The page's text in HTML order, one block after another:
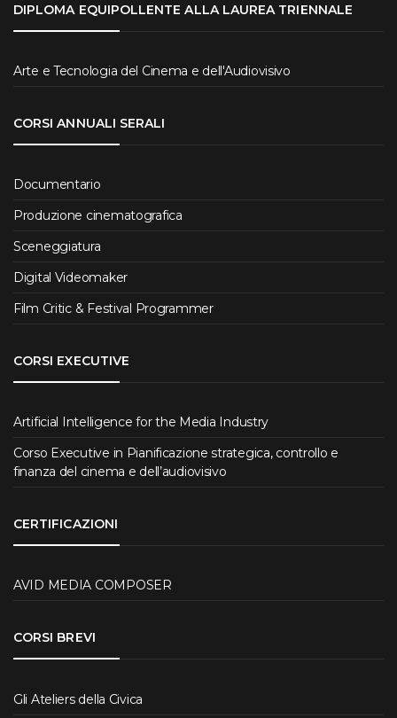
DIPLOMA EQUIPOLLENTE ALLA LAUREA TRIENNALE
Arte e Tecnologia del Cinema e dell'Audiovisivo
CORSI ANNUALI SERALI
Documentario
Produzione cinematografica
Sceneggiatura
Digital Videomaker
Film Critic & Festival Programmer
CORSI EXECUTIVE
Artificial Intelligence for the Media Industry
Corso Executive in Pianificazione strategica, controllo e
finanza del cinema e dell’audiovisivo
CERTIFICAZIONI
AVID MEDIA COMPOSER
CORSI BREVI
Gli Ateliers della Civica